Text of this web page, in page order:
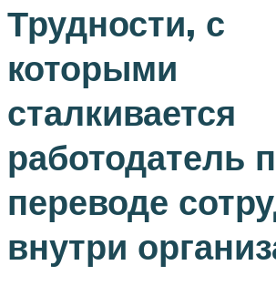
Трудности, с
которыми
сталкивается
работодатель
переводе
внутри